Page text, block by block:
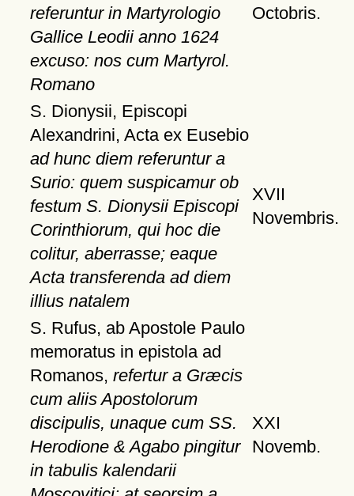
referuntur in Martyrologio
Gallice Leodii anno 1624
excuso: nos cum Martyrol.
Romano
Octobris.
S. Dionysii, Episcopi
Alexandrini, Acta ex Eusebio
ad hunc diem referuntur a
Surio: quem suspicamur ob
festum S. Dionysii Episcopi
Corinthiorum, qui hoc die
colitur, aberrasse; eaque
Acta transferenda ad diem
illius natalem
XVII
Novembris.
S. Rufus, ab Apostole Paulo
memoratus in epistola ad
Romanos, refertur a Græcis
cum aliis Apostolorum
discipulis, unaque cum SS.
Herodione & Agabo pingitur
in tabulis kalendarii
XXI
Novemb.